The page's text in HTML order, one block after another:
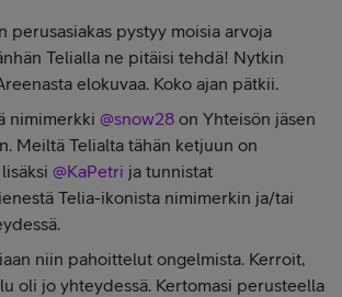
perusasiakas pystyy moisia arvoja
Telialla ne pitäisi tehdä! Nytkin
elokuvaa. Koko ajan pätkii.
nimimerkki @snow28 on Yhteisön jäsen
Meiltä Telialta tähän ketjuun on
@KaPetri ja tunnistat
Telia-ikonista nimimerkin ja/tai
niin pahoittelut ongelmista. Kerroit,
oli jo yhteydessä. Kertomasi perusteella